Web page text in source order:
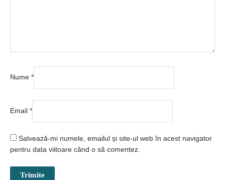
Nume *
Email *
Salvează-mi numele, emailul și site-ul web în acest navigator
pentru data viitoare când o să comentez.